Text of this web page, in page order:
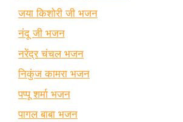
जया किशोरी जी भजन
नंदू जी भजन
नरेंद्र चंचल भजन
निकुंज कामरा भजन
पप्पू शर्मा भजन
पागल बाबा भजन